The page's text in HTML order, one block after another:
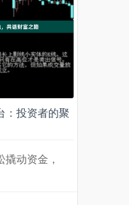
：投资者的聚
动资金，